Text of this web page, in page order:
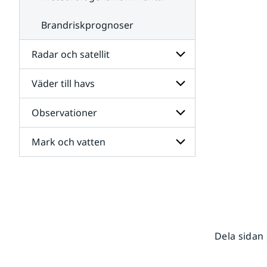
Brandriskprognoser
Radar och satellit
Undersidor
för
Radar
och
satellit
Väder till havs
Undersidor
för
Väder
till
havs
Observationer
Undersidor
för
Mark och vatten
Dela sidan